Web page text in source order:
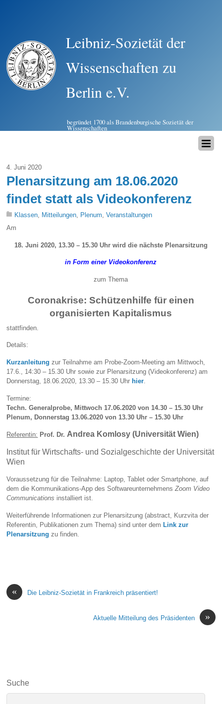
Leibniz-Sozietät der
Wissenschaften zu
Berlin e.V.
begründet 1700 als Brandenburgische Sozietät der
Wissenschaften
4. Juni 2020
Plenarsitzung am 18.06.2020
findet statt als Videokonferenz
Klassen, Mitteilungen, Plenum,Veranstaltungen
Am
18. Juni 2020, 13.30 – 15.30 Uhr wird die nächste Plenarsitzung
in Form einer Videokonferenz
zum Thema
Coronakrise: Schützenhilfe für einen
organisierten Kapitalismus
stattfinden.
Details:
Kurzanleitung zur Teilnahme am Probe-Zoom-Meeting am Mittwoch,
17.6., 14:30 – 15.30 Uhr sowie zur Plenarsitzung (Videokonferenz) am
Donnerstag, 18.06.2020, 13.30 – 15.30 Uhr hier.
Termine:
Techn. Generalprobe, Mittwoch 17.06.2020 von 14.30 – 15.30 Uhr
Plenum, Donnerstag 13.06.2020 von 13.30 Uhr – 15.30 Uhr
Referentin: Prof. Dr.Andrea Komlosy (Universität Wien)
Institut für Wirtschafts- und Sozialgeschichte der Universität
Wien
Voraussetzung für die Teilnahme: Laptop, Tablet oder Smartphone, auf
dem die Kommunikations-App des SoftwareunternehmensZoom Video
Communications installiert ist.
Weiterführende Informationen zur Plenarsitzung (abstract, Kurzvita der
Referentin, Publikationen zum Thema) sind unter dem Link zur
Plenarsitzung zu finden.
« Die Leibniz-Sozietät in Frankreich präsentiert!
»
Aktuelle Mitteilung des Präsidenten
Suche